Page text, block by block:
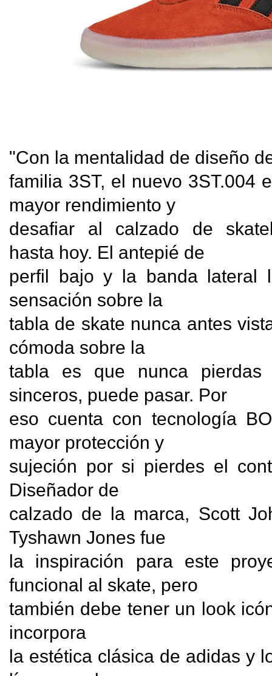
"Con la mentalidad de diseño
familia 3ST, el nuevo 3ST.004
mayor rendimiento y
desafiar al calzado de
hasta hoy. El antepié de
perfil bajo y la banda lateral
sensación sobre la
tabla de skate nunca antes
cómoda sobre la
tabla es que nunca pierdas
sinceros, puede pasar. Por
eso cuenta con tecnología
mayor protección y
sujeción por si pierdes el
Diseñador de
calzado de la marca, Scott
Tyshawn Jones fue
la inspiración para este
funcional al skate, pero
también debe tener un look
incorpora
la estética clásica de adidas y